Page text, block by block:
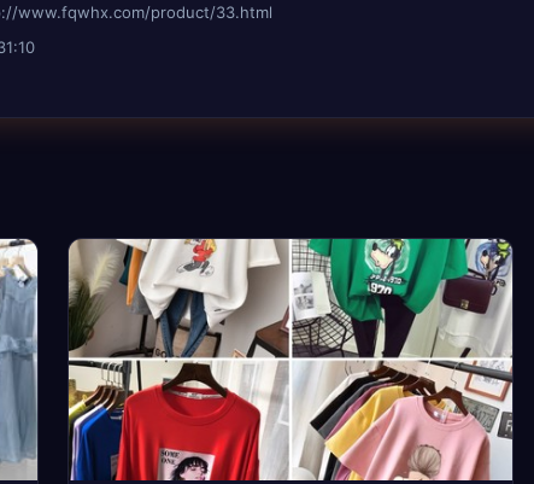
www.fqwhx.com/product/33.html